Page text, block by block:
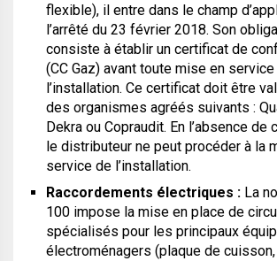
flexible), il entre dans le champ
l’arrêté du 23 février 2018. Son
consiste à établir un certificat de
(CC Gaz) avant toute mise en
l’installation. Ce certificat doit être
des organismes agréés suivants :
Dekra ou Copraudit. En l’absence de
le distributeur ne peut procéder à la
service de l’installation.
Raccordements électriques : La
100 impose la mise en place de
spécialisés pour les principaux
électroménagers (plaque de